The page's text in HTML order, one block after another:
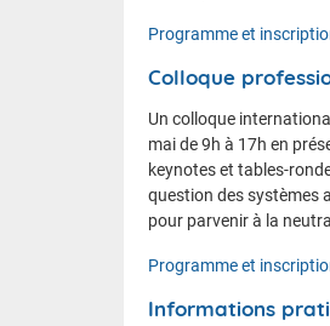
Programme et
Colloque
Un colloque
mai de 9h à 17h en
keynotes et tables-
question des systèmes
pour parvenir à la
Programme et
Informations